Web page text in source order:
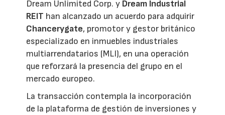
Dream Unlimited Corp. y Dream Industrial
REIT han alcanzado un acuerdo para adquirir
Chancerygate, promotor y gestor británico
especializado en inmuebles industriales
multiarrendatarios (MLI), en una operación
que reforzará la presencia del grupo en el
mercado europeo.
La transacción contempla la incorporación
de la plataforma de gestión de inversiones y